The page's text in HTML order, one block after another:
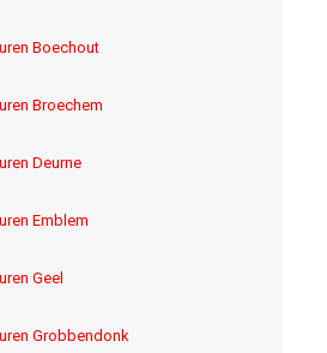
Boechout
Broechem
Deurne
Emblem
Geel
Grobbendonk